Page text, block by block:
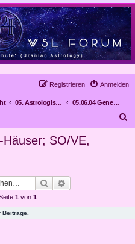
Anmelden
Registrieren
05. Astrologische Gutachten
05.06.04 Genesung (SO-Häuser; SO/VE, SO/JU, SO/PL)
SO/VE,
Suche
1 von 1